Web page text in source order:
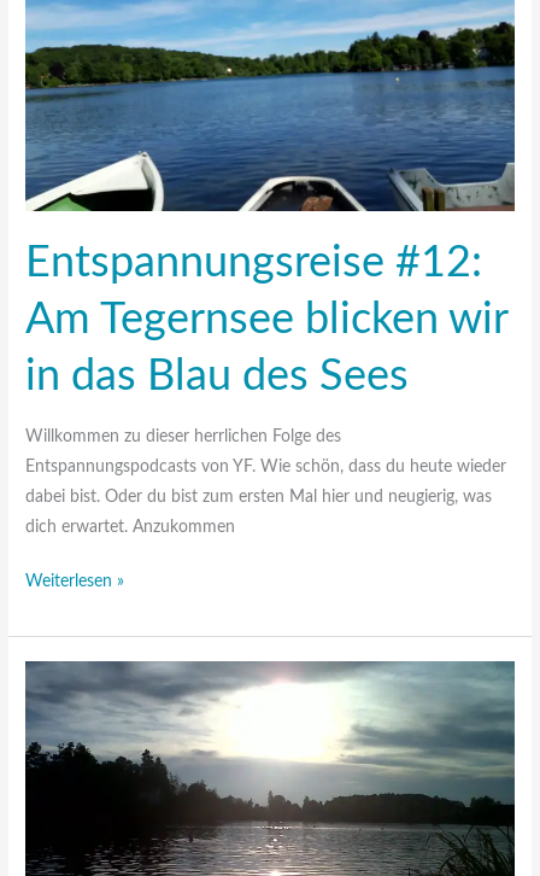
Entspannungsreise #12:
Am Tegernsee blicken wir
in das Blau des Sees
Willkommen zu dieser herrlichen Folge des
Entspannungspodcasts von YF. Wie schön, dass du heute wieder
dabei bist. Oder du bist zum ersten Mal hier und neugierig, was
dich erwartet. Anzukommen
wir
in
das
Blau
des
Sees
Weiterlesen »
Entspannungsreise
#11:
am